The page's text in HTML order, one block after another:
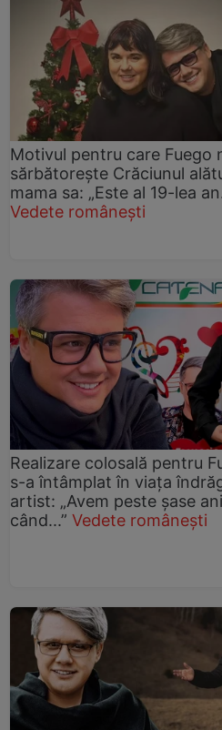
Motivul pentru care Fuego
sărbătorește Crăciunul
mama sa: „Este al 19-lea
Vedete românești
Realizare colosală pentru
s-a întâmplat în viața
artist: „Avem peste șase
când...” Vedete românești